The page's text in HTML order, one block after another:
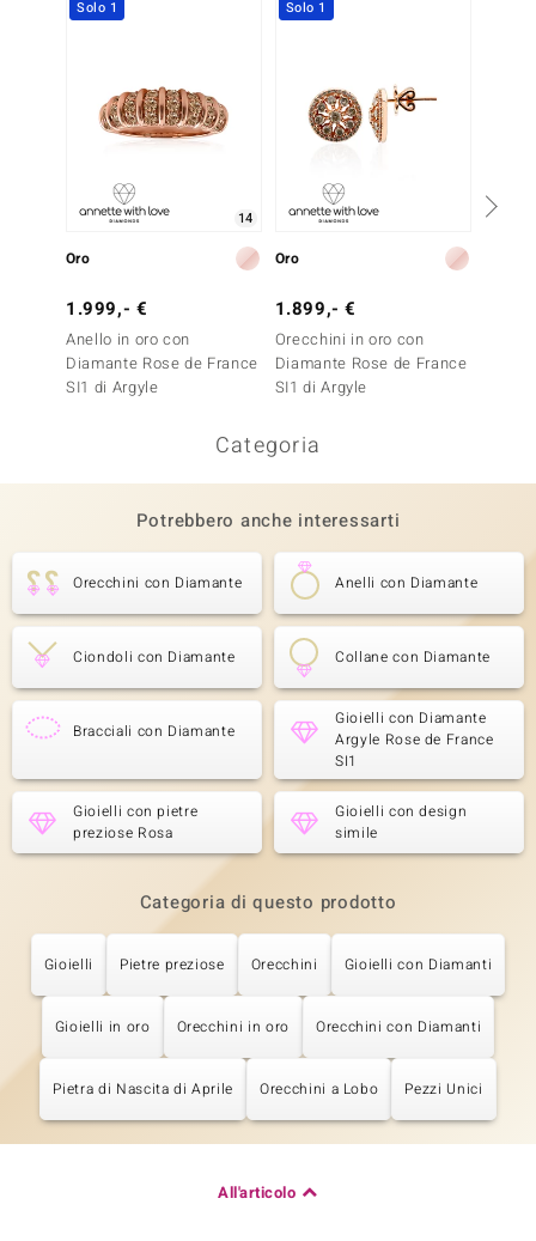
Solo 1
14
Oro
1.999,- €
Anello in oro con
Diamante Rose de France
SI1 di Argyle
Solo 1
Oro
1.899,- €
Orecchini in oro con
Diamante Rose de France
SI1 di Argyle
Categoria
Potrebbero anche interessarti
Orecchini con Diamante Anelli con Diamante
Ciondoli con Diamante Collane con Diamante
Bracciali con Diamante
Gioielli con Diamante
Argyle Rose de France
SI1
Gioielli con pietre
preziose Rosa
Gioielli con design
simile
Categoria di questo prodotto
Gioielli Pietre preziose Orecchini Gioielli con Diamanti
Gioielli in oro Orecchini in oro Orecchini con Diamanti
Pietra di Nascita di Aprile Orecchini a Lobo Pezzi Unici
All'articolo